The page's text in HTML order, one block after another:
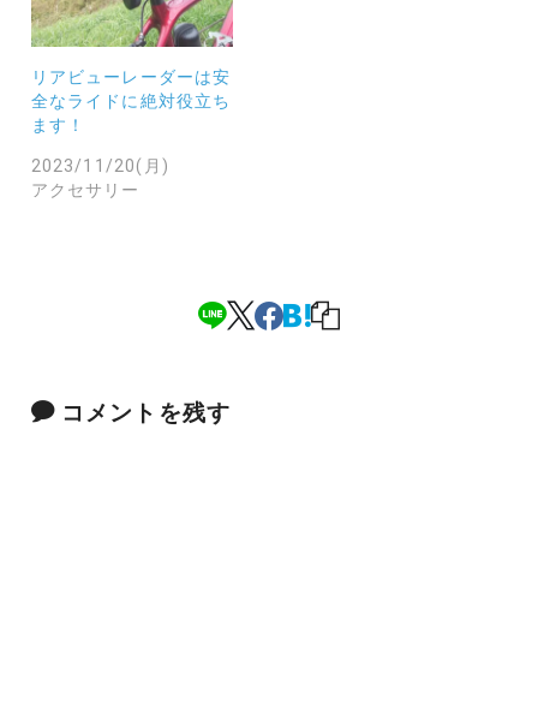
リアビューレーダーは安
全なライドに絶対役立ち
ます！
2023/11/20(月)
アクセサリー
コメントを残す